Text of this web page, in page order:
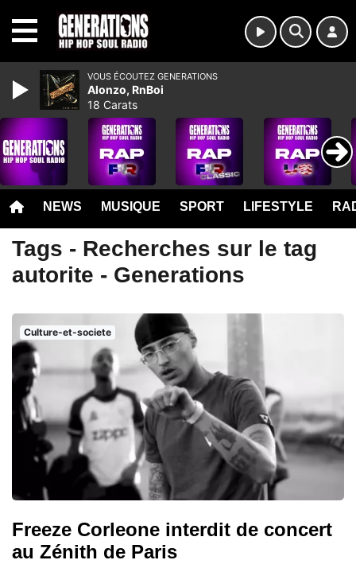
NEWS MUSIQUE SPORT LIFESTYLE
Tags - Recherches sur le tag
autorite - Generations
Culture-et-societe
Freeze Corleone interdit de concert
au Zénith de Paris
VOUS ÉCOUTEZ GENERATIONS
Alonzo, RnBoi
18 Carats